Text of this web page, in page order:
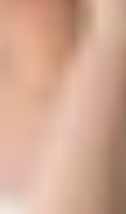
(Do Not
giảm thiểu sự
và khi nào nên
gạt công tắc
ứng hệ thống.
và 16) để xác